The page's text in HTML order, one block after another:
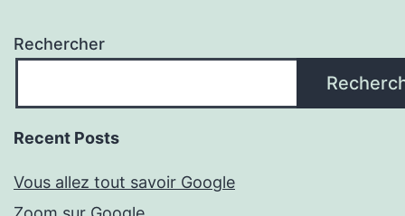
Rechercher
Recent Posts
Vous allez tout savoir Google